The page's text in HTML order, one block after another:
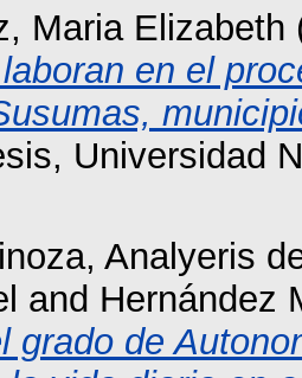
Maria Elizabeth
en el
Universidad
Analyeris
and Hernández
grado de